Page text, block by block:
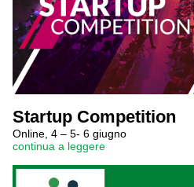
Startup Competition
Online, 4 – 5- 6 giugno
continua a leggere